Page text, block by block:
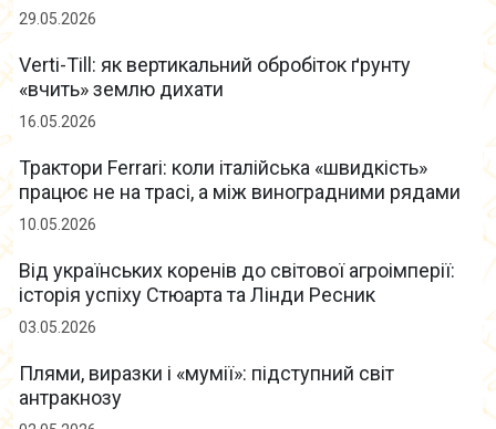
29.05.2026
Verti-Till: як вертикальний обробіток ґрунту
«вчить» землю дихати
16.05.2026
Трактори Ferrari: коли італійська «швидкість»
працює не на трасі, а між виноградними рядами
10.05.2026
Від українських коренів до світової агроімперії:
історія успіху Стюарта та Лінди Ресник
03.05.2026
Плями, виразки і «мумії»: підступний світ
антракнозу